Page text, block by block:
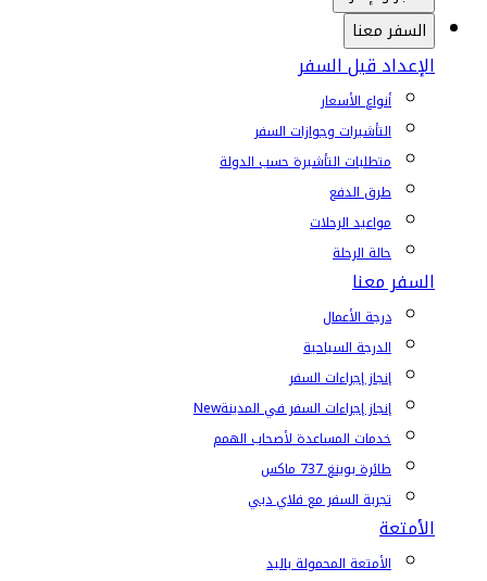
السفر معنا
الإعداد قبل السفر
أنواع الأسعار
التأشيرات وجوازات السفر
متطلبات التأشيرة حسب الدولة
طرق الدفع
مواعيد الرحلات
حالة الرحلة
السفر معنا
درجة الأعمال
الدرجة السياحية
إنجاز إجراءات السفر
إنجاز إجراءات السفر في المدينةNew
خدمات المساعدة لأصحاب الهمم
طائرة بوينغ 737 ماكس
تجربة السفر مع فلاي دبي
الأمتعة
الأمتعة المحمولة باليد